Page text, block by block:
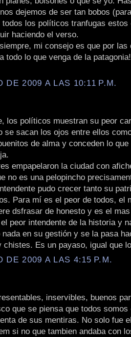
dejemos de ser tan bobos
los políticos tranfugas estos
haciendo el verso.
mi consejo es que por las
todo lo que venga de la
DE 2009 A LAS 10:11 P.M.
los políticos muestran su peor
se sacan los ojos entre ellos
de alma y conceden lo
empapelaron la ciudad con
no es una pelopincho
pudo crecer tanto su
Para mí es el peor de todos, el
dsfrasar de honesto y es el
peor intendente de la historia y
nada en su gestión y se la pasa
chistes. Es un payaso, igual que
DE 2009 A LAS 4:15 P.M.
inservibles, buenos
que se piensa que todos somos
de sus mentiras. No solo fue
si no que tambien andaba con